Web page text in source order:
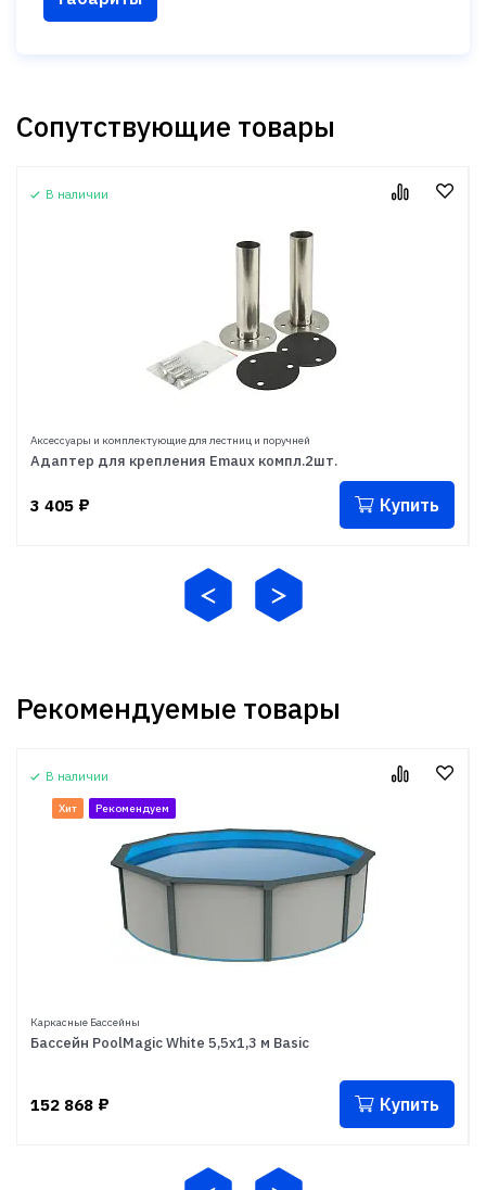
Сопутствующие товары
В наличии
Аксессуары и комплектующие для лестниц и поручней
Адаптер для крепления Emaux компл.2шт.
3 405 ₽ Купить
Рекомендуемые товары
В наличии
Хит Рекомендуем
Каркасные Бассейны
Бассейн PoolMagic White 5,5x1,3 м Basic
152 868 ₽ Купить